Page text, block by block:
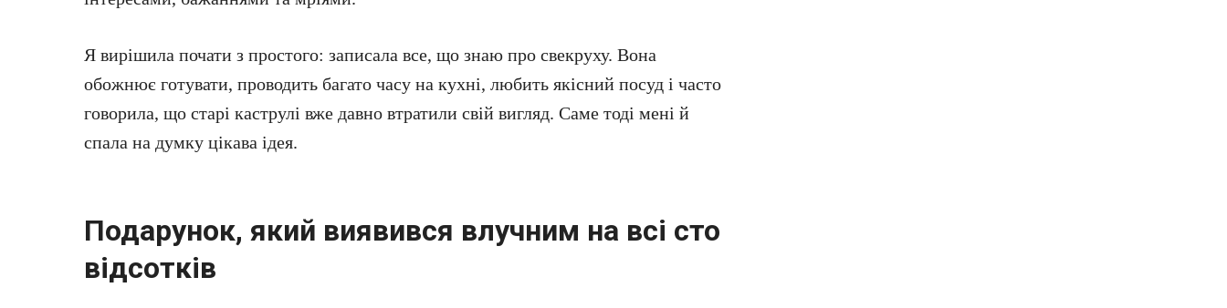
Я вирішила почати з простого: записала все, що знаю про свекруху. Вона
обожнює готувати, проводить багато часу на кухні, любить якісний посуд і часто
говорила, що старі каструлі вже давно втратили свій вигляд. Саме тоді мені й
спала на думку цікава ідея.
Подарунок, який виявився влучним на всі сто
відсотків